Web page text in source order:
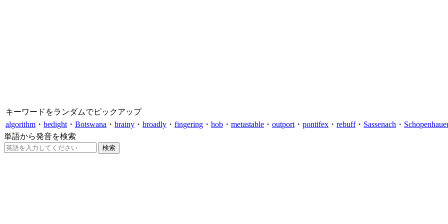
キーワードをランダムでピックアップ
algorithm ・ bedight ・ Botswana ・ brainy ・ broadly ・ fingering ・ hob ・ metastable ・ outport ・ pontifex ・ rebuff・ Sassenach ・
単語から発音を検索